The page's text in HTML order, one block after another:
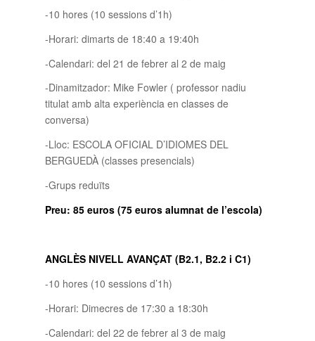
-10 hores (10 sessions d’1h)
-Horari: dimarts de 18:40 a 19:40h
-Calendari: del 21 de febrer al 2 de maig
-Dinamitzador: Mike Fowler ( professor nadiu
titulat amb alta experiència en classes de
conversa)
-Lloc: ESCOLA OFICIAL D’IDIOMES DEL
BERGUEDÀ (classes presencials)
-Grups reduïts
Preu: 85 euros (75 euros alumnat de l’escola)
ANGLÈS NIVELL AVANÇAT (B2.1, B2.2 i C1)
-10 hores (10 sessions d’1h)
-Horari: Dimecres de 17:30 a 18:30h
-Calendari: del 22 de febrer al 3 de maig